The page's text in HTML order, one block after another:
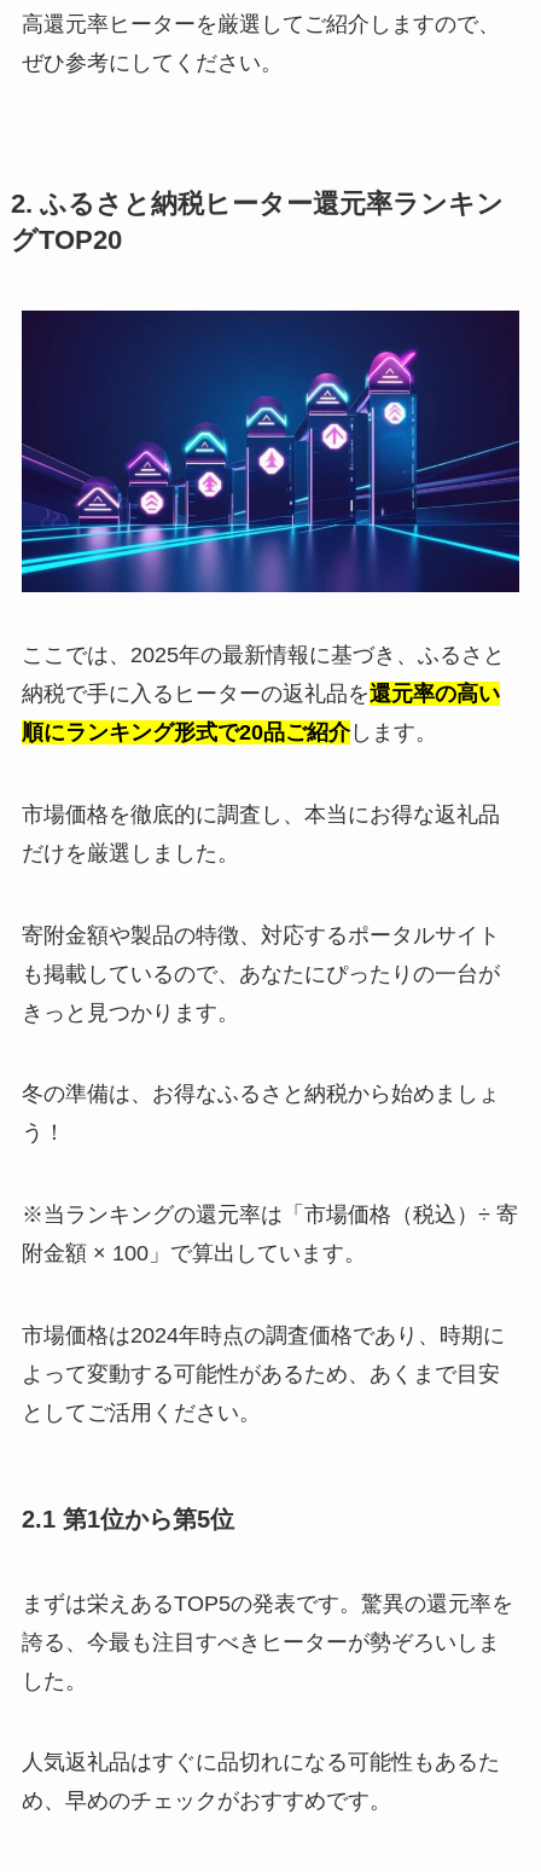
高還元率ヒーターを厳選してご紹介しますので、
ぜひ参考にしてください。
2. ふるさと納税ヒーター還元率ランキン
グTOP20
ここでは、2025年の最新情報に基づき、ふるさと
納税で手に入るヒーターの返礼品を還元率の高い
順にランキング形式で20品ご紹介します。
市場価格を徹底的に調査し、本当にお得な返礼品
だけを厳選しました。
寄附金額や製品の特徴、対応するポータルサイト
も掲載しているので、あなたにぴったりの一台が
きっと見つかります。
冬の準備は、お得なふるさと納税から始めましょ
う！
※当ランキングの還元率は「市場価格（税込）÷ 寄
附金額 × 100」で算出しています。
市場価格は2024年時点の調査価格であり、時期に
よって変動する可能性があるため、あくまで目安
としてご活用ください。
2.1 第1位から第5位
まずは栄えあるTOP5の発表です。驚異の還元率を
誇る、今最も注目すべきヒーターが勢ぞろいしま
した。
人気返礼品はすぐに品切れになる可能性もあるた
め、早めのチェックがおすすめです。